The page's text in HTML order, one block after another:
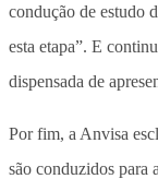
condução de estudo
esta etapa”. E
dispensada de
Por fim, a Anvisa
são conduzidos para